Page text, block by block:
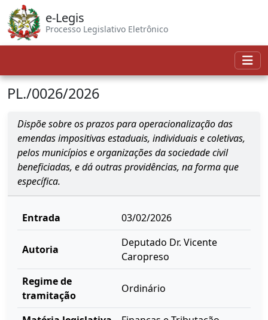
e-Legis
Processo Legislativo Eletrônico
PL./0026/2026
Dispõe sobre os prazos para operacionalização das
emendas impositivas estaduais, individuais e coletivas,
pelos municípios e organizações da sociedade civil
beneficiadas, e dá outras providências, na forma que
específica.
Entrada 03/02/2026
Autoria
Deputado Dr. Vicente
Caropreso
Regime de
tramitação
Ordinário